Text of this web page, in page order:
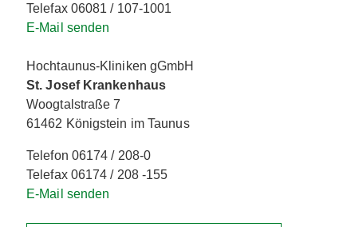
Telefax 06081 / 107-1001
E-Mail senden
Hochtaunus-Kliniken gGmbH
St. Josef Krankenhaus
Woogtalstraße 7
61462 Königstein im Taunus
Telefon 06174 / 208-0
Telefax 06174 / 208 -155
E-Mail senden